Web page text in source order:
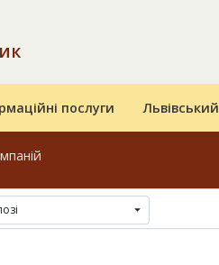
послуги